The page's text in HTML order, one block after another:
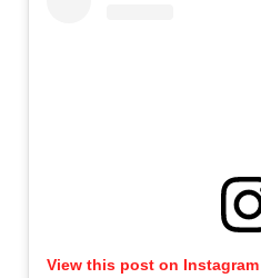
View this post on Instagram